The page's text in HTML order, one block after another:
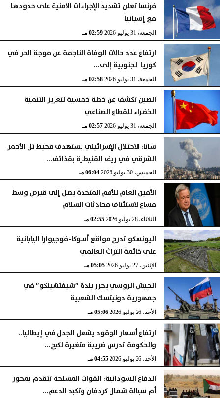
فرنسا تعلن تشديد الإجراءات الأمنية على حدودها
مع إسبانيا
الجمعة، 31 يوليو 2026 02:59 مـ
ارتفاع عدد حالات الوفاة الناجمة عن موجة الحر في
كوريا الجنوبية إلى...
الجمعة، 31 يوليو 2026 02:58 مـ
الصين تكشف عن خطة خمسية لتعزيز التنمية
الخضراء للقطاع الصناعي
الجمعة، 31 يوليو 2026 02:57 مـ
سانا: الاحتلال الإسرائيلي يستهدف محيط تل الأحمر
الشرقي في ريف القنيطرة بقذائف...
الخميس، 30 يوليو 2026 06:04 مـ
الأمين العام للأمم المتحدة يصل إلى قبرص وسط
مساع لاستئناف محادثات السلام
الثلاثاء، 28 يوليو 2026 02:55 مـ
اليونسكو تدرج مواقع أسوكا-فوجيوارا اليابانية
على قائمة التراث العالمي
الإثنين، 27 يوليو 2026 05:05 مـ
الجيش الروسي يحرر بلدة ”شيفتشينكو” في
جمهورية دونيتسك الشعبية
الأحد، 26 يوليو 2026 05:06 مـ
ارتفاع أسعار الوقود يشعل الجدل في إيطاليا..
والحكومة تدرس ضريبة متغيرة لكبح...
الأحد، 26 يوليو 2026 04:55 مـ
الدفاع السودانية: القوات المسلحة تتقدم بمحور
أم سيالة شمال كردفان وتكبد الدعم...